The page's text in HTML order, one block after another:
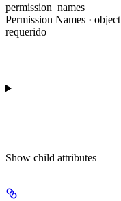
permission_names
Permission Names · object
requerido
Show child attributes